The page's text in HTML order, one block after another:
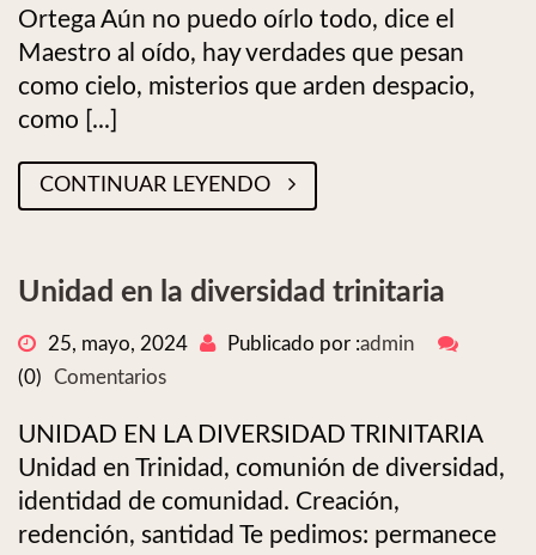
Ortega Aún no puedo oírlo todo, dice el
Maestro al oído, hay verdades que pesan
como cielo, misterios que arden despacio,
como [...]
CONTINUAR LEYENDO
Unidad en la diversidad trinitaria
25, mayo, 2024 Publicado por :admin
(0)
Comentarios
UNIDAD EN LA DIVERSIDAD TRINITARIA
Unidad en Trinidad, comunión de diversidad,
identidad de comunidad. Creación,
redención, santidad Te pedimos: permanece